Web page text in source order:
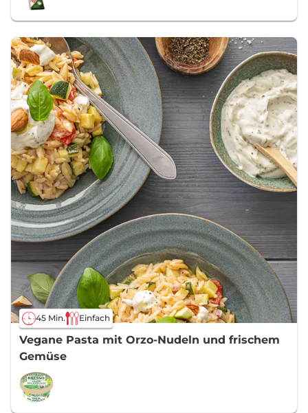
45 Min. Einfach
Vegane Pasta mit Orzo-Nudeln und frischem
Gemüse